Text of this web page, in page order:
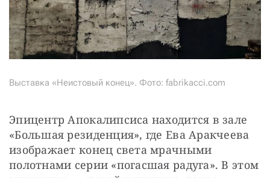
Выставка «Неистовый конец». Фото: fabrikacci.com
Эпицентр Апокалипсиса находится в зале
«Большая резиденция», где Ева Аракчеева
изображает конец света мрачными
полотнами серии «погасшая радуга». В этом